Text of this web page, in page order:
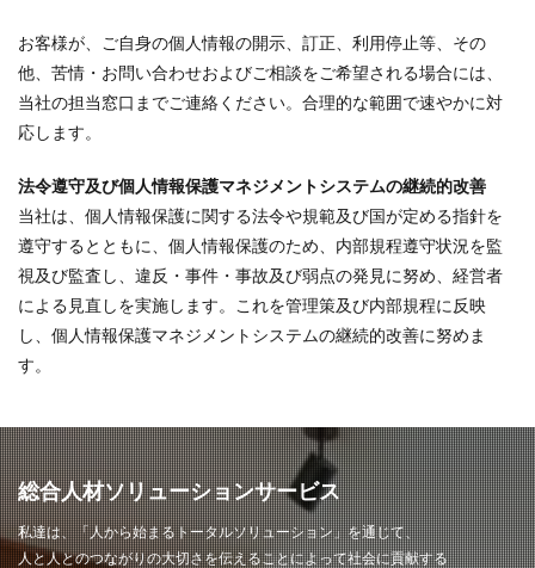
お客様が、ご自身の個人情報の開示、訂正、利用停止等、その
他、苦情・お問い合わせおよびご相談をご希望される場合には、
当社の担当窓口までご連絡ください。合理的な範囲で速やかに対
応します。
法令遵守及び個人情報保護マネジメントシステムの継続的改善
当社は、個人情報保護に関する法令や規範及び国が定める指針を
遵守するとともに、個人情報保護のため、内部規程遵守状況を監
視及び監査し、違反・事件・事故及び弱点の発見に努め、経営者
による見直しを実施します。これを管理策及び内部規程に反映
し、個人情報保護マネジメントシステムの継続的改善に努めま
す。
総合人材ソリューションサービス
私達は、「人から始まるトータルソリューション」を通じて、
人と人とのつながりの大切さを伝えることによって社会に貢献する